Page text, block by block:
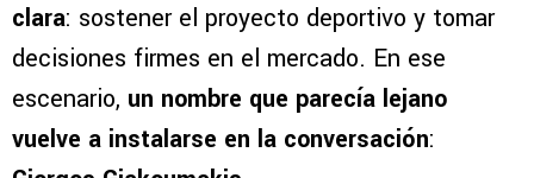
clara: sostener el proyecto deportivo y tomar
decisiones firmes en el mercado. En ese
escenario, un nombre que parecía lejano
vuelve a instalarse en la conversación: